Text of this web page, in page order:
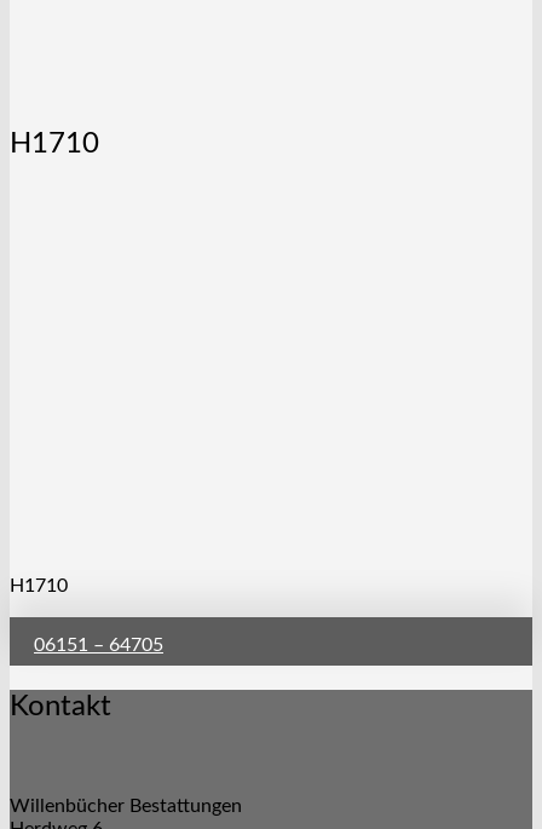
H1710
H1710
06151 – 64705
Kontakt
Willenbücher Bestattungen